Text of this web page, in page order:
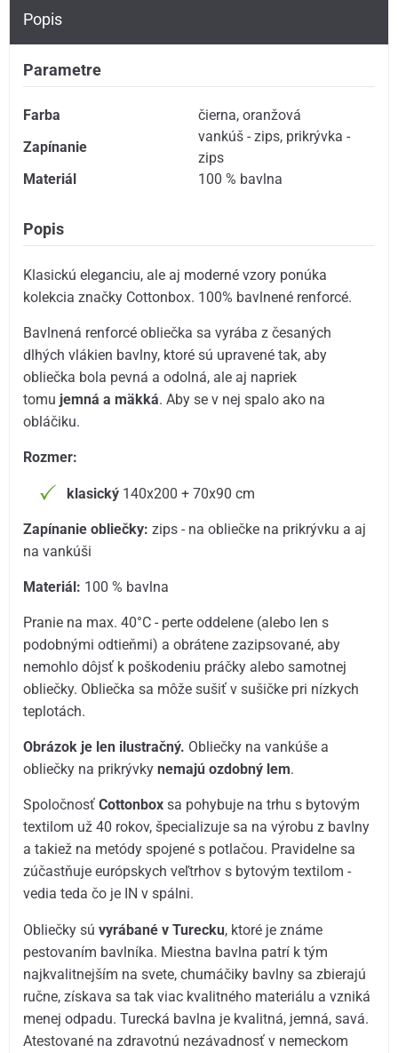
Popis
Parametre
Farba čierna,oranžová
Zapínanie
vankúš - zips, prikrývka -
zips
Materiál
100 % bavlna
Popis
Klasickú eleganciu, ale aj moderné vzory ponúka
kolekcia značky Cottonbox. 100% bavlnené renforcé.
Bavlnená renforcé obliečka sa vyrába z česaných
dlhých vlákien bavlny, ktoré sú upravené tak, aby
obliečka bola pevná a odolná, ale aj napriek
tomu jemná a mäkká. Aby se v nej spalo ako na
obláčiku.
Rozmer:
klasický 140x200 + 70x90 cm
Zapínanie obliečky: zips - na obliečke na prikrývku a aj
na vankúši
Materiál: 100 % bavlna
Pranie na max. 40°C - perte oddelene (alebo len s
podobnými odtieňmi) a obrátene zazipsované, aby
nemohlo dôjsť k poškodeniu práčky alebo samotnej
obliečky. Obliečka sa môže sušiť v sušičke pri nízkych
teplotách.
Obrázok je len ilustračný. Obliečky na vankúše a
obliečky na prikrývkynemajú ozdobný lem.
SpoločnosťCottonbox sa pohybuje na trhu s bytovým
textilom už 40 rokov, špecializuje sa na výrobu z bavlny
a takiež na metódy spojené s potlačou. Pravidelne sa
zúčastňuje európskych veľtrhov s bytovým textilom -
vedia teda čo je IN v spálni.
Obliečky súvyrábané v Turecku, ktoré je známe
pestovaním bavlníka. Miestna bavlna patrí k tým
najkvalitnejším na svete, chumáčiky bavlny sa zbierajú
ručne, získava sa tak viac kvalitného materiálu a vzniká
menej odpadu. Turecká bavlna je kvalitná, jemná, savá.
Atestované na zdravotnú nezávadnosť v nemeckom